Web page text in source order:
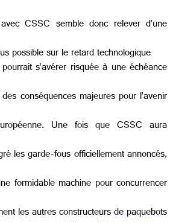
CSSC semble donc relever d’une
possible sur le retard technologique
s’avérer risquée à une échéance
conséquences majeures pour l’avenir
Une fois que CSSC aura
les garde-fous officiellement annoncés,
formidable machine pour concurrencer
les autres constructeurs de paquebots